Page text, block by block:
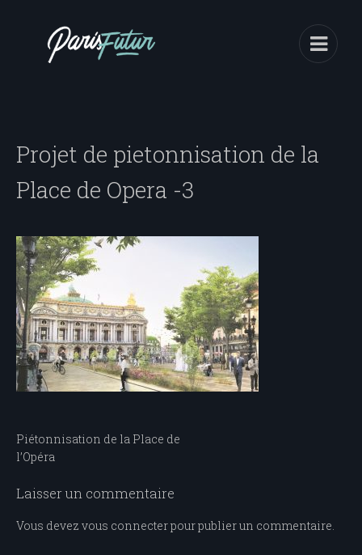
Projet de pietonnisation de la
Place de Opera -3
Navigation
de
l’article
Piétonnisation de la Place de
l’Opéra
Laisser un commentaire
Vous devez vous connecterpour publier un commentaire.